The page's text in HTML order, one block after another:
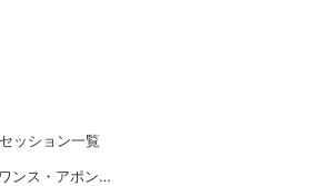
ッション一覧
引き出せ！演者魂 ーー『ワンス・アポン・ア・塊魂』巻き込まれボイス収録に学ぶ、短時間で魅力を引き出す現場設計とディレクション